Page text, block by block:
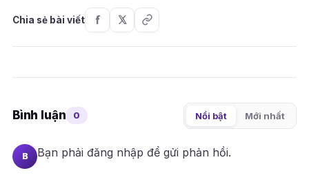
Chia sẻ bài viết
Bình luận 0 Nổi bật Mới nhất
B Bạn phải đăng nhập để gửi phản hồi.